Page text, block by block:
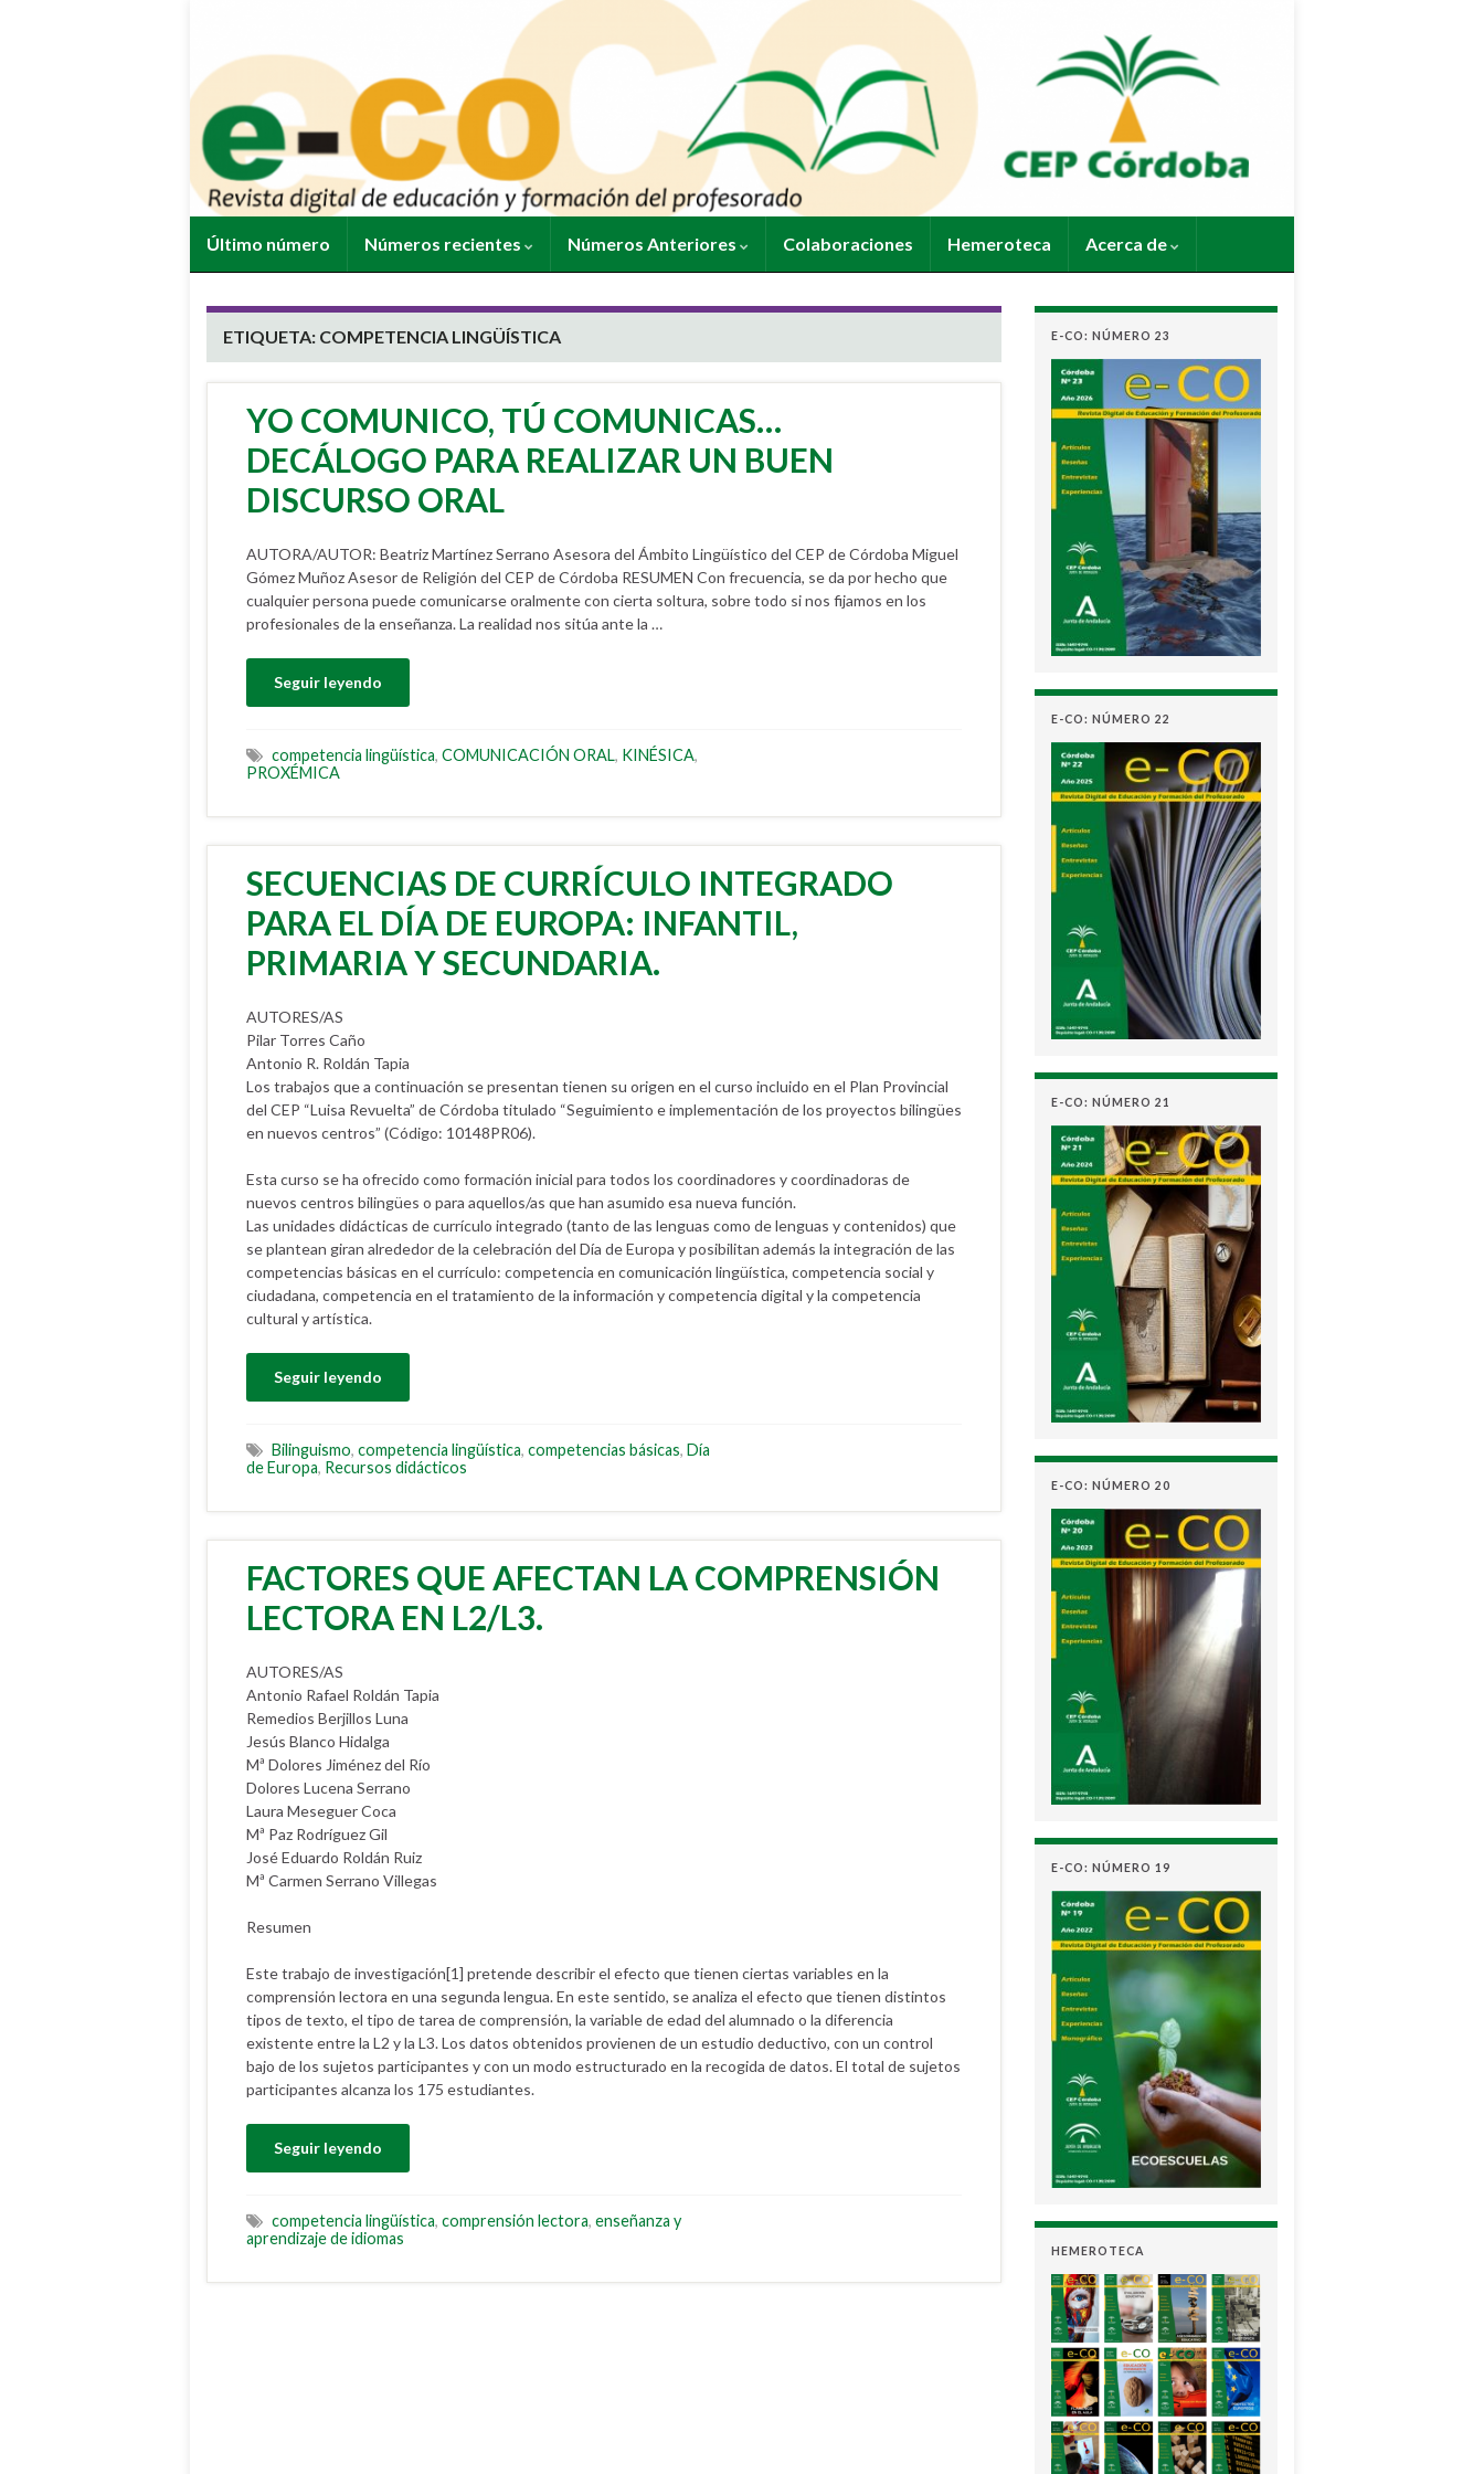
Último número Números recientes Números Anteriores Colaboraciones Hemeroteca Acerca de
ETIQUETA: COMPETENCIA LINGÜÍSTICA
YO COMUNICO, TÚ COMUNICAS…
DECÁLOGO PARA REALIZAR UN BUEN
DISCURSO ORAL
AUTORA/AUTOR: Beatriz Martínez Serrano Asesora del Ámbito Lingüístico del CEP de Córdoba Miguel
Gómez Muñoz Asesor de Religión del CEP de Córdoba RESUMEN Con frecuencia, se da por hecho que
cualquier persona puede comunicarse oralmente con cierta soltura, sobre todo si nos fijamos en los
profesionales de la enseñanza. La realidad nos sitúa ante la …
Seguir leyendo
competencia lingüística, COMUNICACIÓN ORAL, KINÉSICA,
PROXÉMICA
SECUENCIAS DE CURRÍCULO INTEGRADO
PARA EL DÍA DE EUROPA: INFANTIL,
PRIMARIA Y SECUNDARIA.
AUTORES/AS
Pilar Torres Caño
Antonio R. Roldán Tapia
Los trabajos que a continuación se presentan tienen su origen en el curso incluido en el Plan Provincial
del CEP “Luisa Revuelta” de Córdoba titulado “Seguimiento e implementación de los proyectos bilingües
en nuevos centros” (Código: 10148PR06).
Esta curso se ha ofrecido como formación inicial para todos los coordinadores y coordinadoras de
nuevos centros bilingües o para aquellos/as que han asumido esa nueva función.
Las unidades didácticas de currículo integrado (tanto de las lenguas como de lenguas y contenidos) que
se plantean giran alrededor de la celebración del Día de Europa y posibilitan además la integración de las
competencias básicas en el currículo: competencia en comunicación lingüística, competencia social y
ciudadana, competencia en el tratamiento de la información y competencia digital y la competencia
cultural y artística.
Seguir leyendo
Bilinguismo, competencia lingüística, competencias básicas, Día
de Europa, Recursos didácticos
FACTORES QUE AFECTAN LA COMPRENSIÓN
LECTORA EN L2/L3.
AUTORES/AS
Antonio Rafael Roldán Tapia
Remedios Berjillos Luna
Jesús Blanco Hidalga
Mª Dolores Jiménez del Río
Dolores Lucena Serrano
Laura Meseguer Coca
Mª Paz Rodríguez Gil
José Eduardo Roldán Ruiz
Mª Carmen Serrano Villegas
Resumen
Este trabajo de investigación[1] pretende describir el efecto que tienen ciertas variables en la
comprensión lectora en una segunda lengua. En este sentido, se analiza el efecto que tienen distintos
tipos de texto, el tipo de tarea de comprensión, la variable de edad del alumnado o la diferencia
existente entre la L2 y la L3. Los datos obtenidos provienen de un estudio deductivo, con un control
bajo de los sujetos participantes y con un modo estructurado en la recogida de datos. El total de sujetos
participantes alcanza los 175 estudiantes.
Seguir leyendo
competencia lingüística, comprensión lectora, enseñanza y
aprendizaje de idiomas
E-CO: NÚMERO 23
E-CO: NÚMERO 22
E-CO: NÚMERO 21
E-CO: NÚMERO 20
E-CO: NÚMERO 19
HEMEROTECA